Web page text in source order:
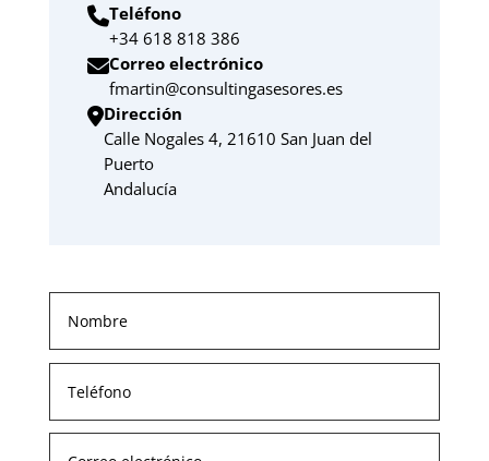
Teléfono
+34 618 818 386
Correo electrónico
fmartin@consultingasesores.es
Dirección
Calle Nogales 4, 21610 San Juan del
Puerto
Andalucía